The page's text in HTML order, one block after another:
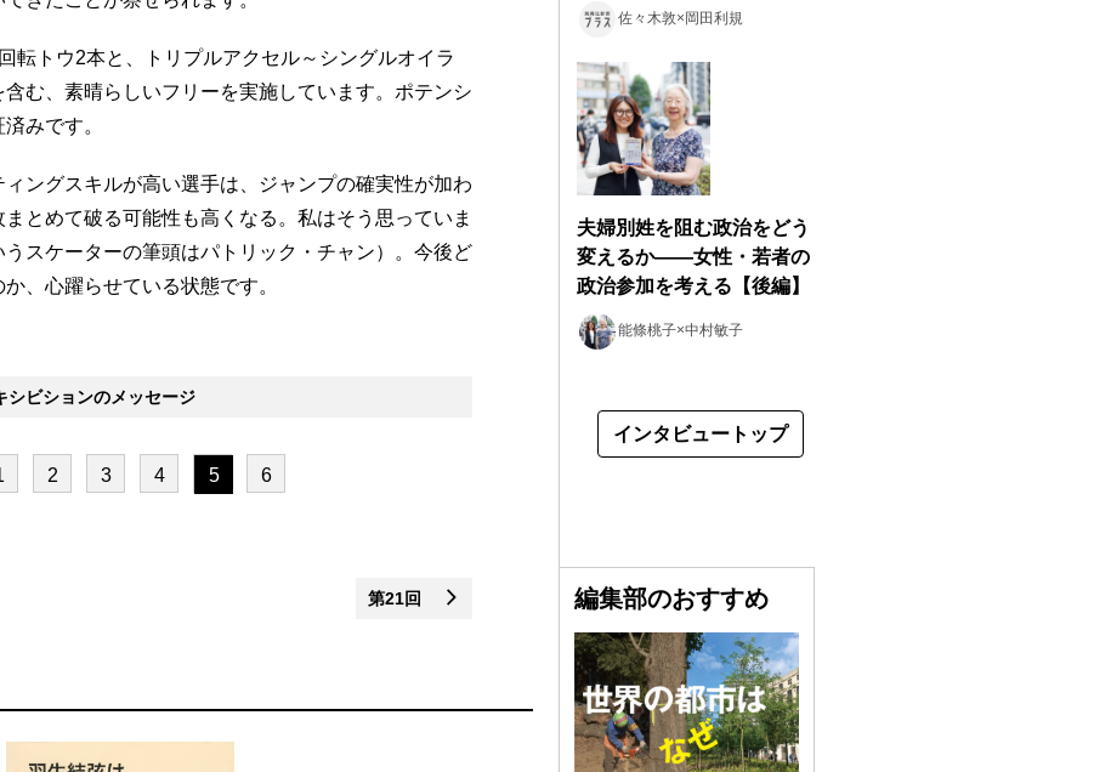
転トウ2本と、トリプルアクセル～シングルオイラ
む、素晴らしいフリーを実施しています。ポテンシ
みです。
ングスキルが高い選手は、ジャンプの確実性が加わ
とめて破る可能性も高くなる。私はそう思っていま
スケーターの筆頭はパトリック・チャン）。今後ど
、心躍らせている状態です。
ビションのメッセージ
2 3 4 5 6
第21回
佐々木敦×岡田利規
夫婦別姓を阻む政治をどう
変えるか――女性・若者の
政治参加を考える【後編】
能條桃子×中村敏子
インタビュートップ
編集部のおすすめ